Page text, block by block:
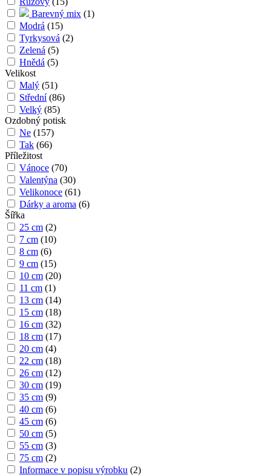
Barevný mix (1)
Modrá (15)
Tyrkysová (2)
Zelená (5)
Hnědá (5)
Velikost
Malý (51)
Střední (86)
Velký (85)
Ozdobný potisk
Ne (157)
Tak (66)
Příležitost
Vánoce (70)
Valentýna (30)
Velikonoce (61)
Dárky a aroma (6)
Šířka
25 cm (2)
7 cm (10)
8 cm (6)
9 cm (15)
10 cm (20)
11 cm (1)
13 cm (14)
15 cm (18)
16 cm (32)
18 cm (17)
20 cm (4)
22 cm (18)
26 cm (12)
30 cm (19)
35 cm (9)
40 cm (6)
45 cm (6)
50 cm (5)
55 cm (3)
75 cm (2)
Informace v popisu výrobku (2)